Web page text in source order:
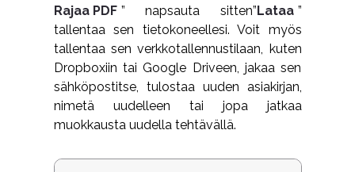
Rajaa PDF ” napsauta sitten”Lataa ”
tallentaa sen tietokoneellesi. Voit myös
tallentaa sen verkkotallennustilaan, kuten
Dropboxiin tai Google Driveen, jakaa sen
sähköpostitse, tulostaa uuden asiakirjan,
nimetä uudelleen tai jopa jatkaa
muokkausta uudella tehtävällä.